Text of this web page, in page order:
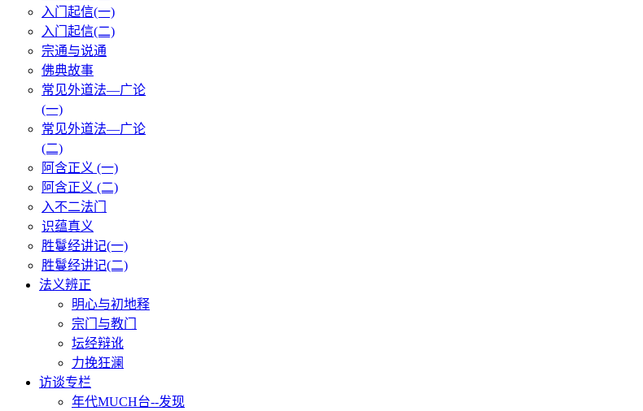
入门起信(一)
入门起信(二)
宗通与说通
佛典故事
常见外道法—广论
(一)
常见外道法—广论
(二)
阿含正义 (一)
阿含正义 (二)
入不二法门
识蕴真义
胜鬘经讲记(一)
胜鬘经讲记(二)
法义辨正
明心与初地释
宗门与教门
坛经辩讹
力挽狂澜
访谈专栏
年代MUCH台--发现